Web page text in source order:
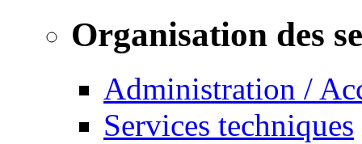
Organisation des
Administration /
Services techniques